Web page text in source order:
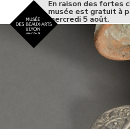
Aller
au
Accueil -
En raison des fortes
musée est gratuit à
mercredi 5 août.